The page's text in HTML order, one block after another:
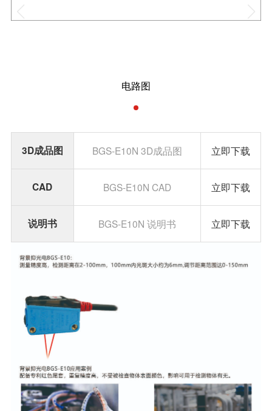
电路图
3D成品图 BGS-E10N 3D成品图 立即下载
CAD BGS-E10N CAD 立即下载
说明书 BGS-E10N 说明书 立即下载